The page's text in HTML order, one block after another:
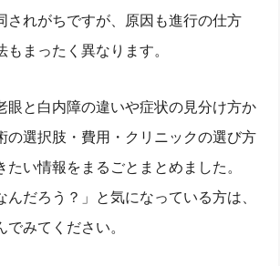
されがちですが、原因も進行の仕方
もまったく異なります。
眼と白内障の違いや症状の見分け方か
の選択肢・費用・クリニックの選び方
たい情報をまるごとまとめました。
んだろう？」と気になっている方は、
みてください。